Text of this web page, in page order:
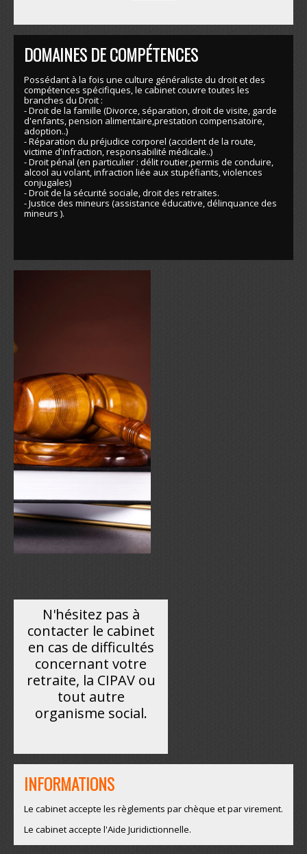
DOMAINES DE COMPÉTENCES
Possédant à la fois une culture généraliste du droit et des
compétences spécifiques, le cabinet couvre toutes les
branches du Droit :
- Droit de la famille (Divorce, séparation, droit de visite, garde
d'enfants, pension alimentaire,prestation compensatoire,
adoption..)
- Réparation du préjudice corporel (accident de la route,
victime d'infraction, responsabilité médicale..)
- Droit pénal (en particulier : délit routier,permis de conduire,
alcool au volant, infraction liée aux stupéfiants, violences
conjugales)
- Droit de la sécurité sociale, droit des retraites.
- Justice des mineurs (assistance éducative, délinquance des
mineurs ).
N'hésitez pas à
contacter le cabinet
en cas de difficultés
concernant votre
retraite, la CIPAV ou
tout autre
organisme social.
INFORMATIONS
Le cabinet accepte les règlements par chèque et par virement.
Le cabinet accepte l'Aide Juridictionnelle.